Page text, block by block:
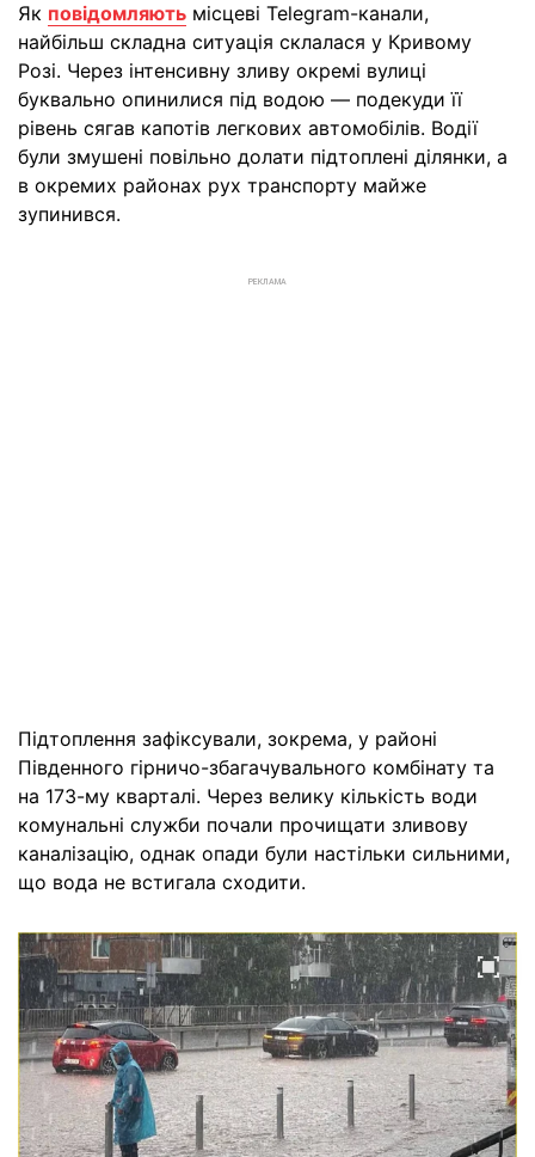
Як повідомляють місцеві Telegram-канали,
найбільш складна ситуація склалася у Кривому
Розі. Через інтенсивну зливу окремі вулиці
буквально опинилися під водою — подекуди її
рівень сягав капотів легкових автомобілів. Водії
були змушені повільно долати підтоплені ділянки, а
в окремих районах рух транспорту майже
зупинився.
РЕКЛАМА
Підтоплення зафіксували, зокрема, у районі
Південного гірничо-збагачувального комбінату та
на 173-му кварталі. Через велику кількість води
комунальні служби почали прочищати зливову
каналізацію, однак опади були настільки сильними,
що вода не встигала сходити.